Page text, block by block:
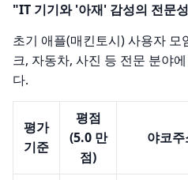
"IT 기기와 '아재' 감성의 전문
초기 애플(매킨토시) 사용자
크, 자동차, 사진 등 전문 분야
다.
평가
기준
평점
(5.0 만
점)
야코주